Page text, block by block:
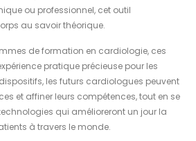
ou professionnel, cet outil
au savoir théorique.
de formation en cardiologie, ces
pratique précieuse pour les
les futurs cardiologues peuvent
et affiner leurs compétences, tout en se
qui amélioreront un jour la
à travers le monde.